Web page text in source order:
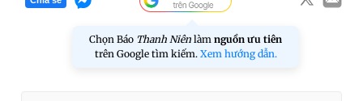
Chọn Báo Thanh Niên làm nguồn ưu tiên
trên Google tìm kiếm. Xem hướng dẫn.